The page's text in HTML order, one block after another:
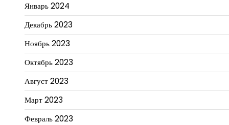
Январь 2024
Декабрь 2023
Ноябрь 2023
Октябрь 2023
Август 2023
Март 2023
Февраль 2023